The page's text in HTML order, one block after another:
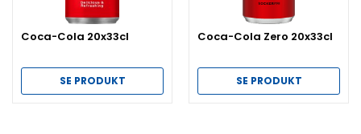
Coca-Cola 20x33cl
SE PRODUKT
Coca-Cola Zero 20x33cl
SE PRODUKT